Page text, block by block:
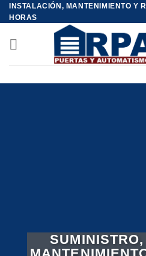
Saltar
al
contenido
INSTALACIÓN, MANTENIMIENTO Y
HORAS
SUMINISTRO,